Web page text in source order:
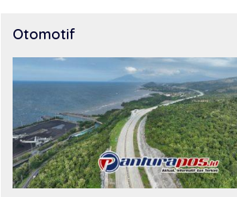
Otomotif